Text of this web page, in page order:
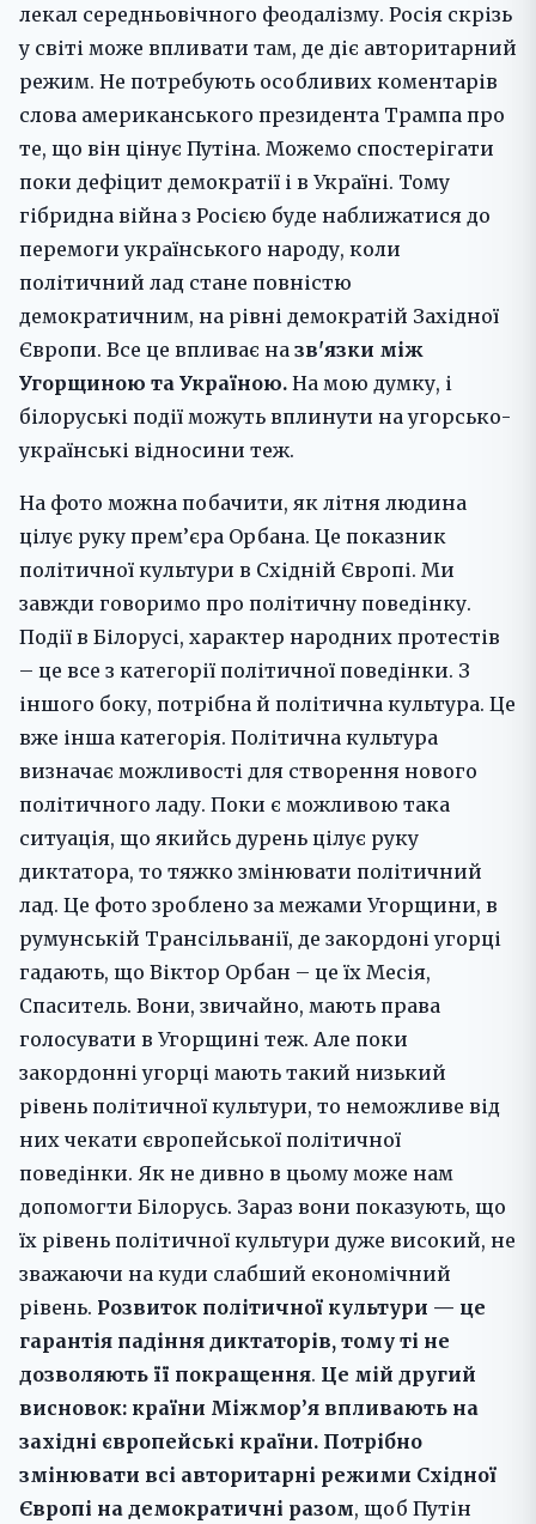
лекал середньовічного феодалізму. Росія скрізь
у світі може впливати там, де діє авторитарний
режим. Не потребують особливих коментарів
слова американського президента Трампа про
те, що він цінує Путіна. Можемо спостерігати
поки дефіцит демократії і в Україні. Тому
гібридна війна з Росією буде наближатися до
перемоги українського народу, коли
політичний лад стане повністю
демократичним, на рівні демократій Західної
Європи. Все це впливає на зв'язки між
Угорщиною та Україною. На мою думку, і
білоруські події можуть вплинути на угорсько-
українські відносини теж.
На фото можна побачити, як літня людина
цілує руку прем’єра Орбана. Це показник
політичної культури в Східній Європі. Ми
завжди говоримо про політичну поведінку.
Події в Білорусі, характер народних протестів
– це все з категорії політичної поведінки. З
іншого боку, потрібна й політична культура. Це
вже інша категорія. Політична культура
визначає можливості для створення нового
політичного ладу. Поки є можливою така
ситуація, що якийсь дурень цілує руку
диктатора, то тяжко змінювати політичний
лад. Це фото зроблено за межами Угорщини, в
румунській Трансільванії, де закордоні угорці
гадають, що Віктор Орбан – це їх Месія,
Спаситель. Вони, звичайно, мають права
голосувати в Угорщині теж. Але поки
закордонні угорці мають такий низький
рівень політичної культури, то неможливе від
них чекати європейської політичної
поведінки. Як не дивно в цьому може нам
допомогти Білорусь. Зараз вони показують, що
їх рівень політичної культури дуже високий, не
зважаючи на куди слабший економічний
рівень. Розвиток політичної культури — це
гарантія падіння диктаторів, тому ті не
дозволяють її покращення. Це мій другий
висновок: країни Міжмор’я впливають на
західні європейські країни. Потрібно
змінювати всі авторитарні режими Східної
Європі на демократичні разом, щоб Путін